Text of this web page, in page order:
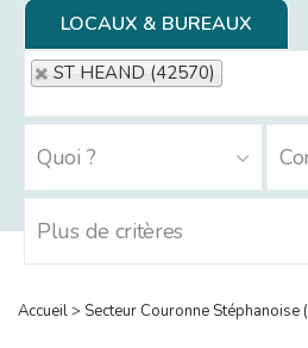
LOCAUX & BUREAUX
ST HEAND (42570)
Accueil> Secteur Couronne Stéphanoise